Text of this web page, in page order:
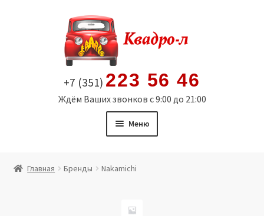
содержимому
+7 (351) 223 56 46
Ждём Ваших звонков с 9:00 до 21:00
Меню
Главная Бренды Nakamichi